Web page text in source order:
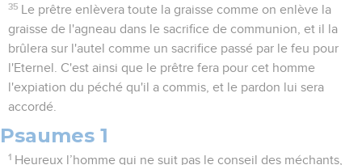
35 Le prêtre enlèvera toute la graisse comme on enlève la
graisse de l'agneau dans le sacrifice de communion, et il la
brûlera sur l'autel comme un sacrifice passé par le feu pour
l'Eternel. C'est ainsi que le prêtre fera pour cet homme
l'expiation du péché qu'il a commis, et le pardon lui sera
accordé.
Psaumes 1
1 Heureux l’homme qui ne suit pas le conseil des méchants,